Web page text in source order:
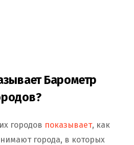
Барометр
городов показывает, как
города, в которых